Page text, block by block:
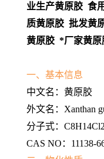
业生产黄原胶 食
质黄原胶 批发黄
黄原胶 *厂家黄
一、基本信息
中文名：黄原胶
外文名：Xanthan
分子式：
CAS NO：11138-